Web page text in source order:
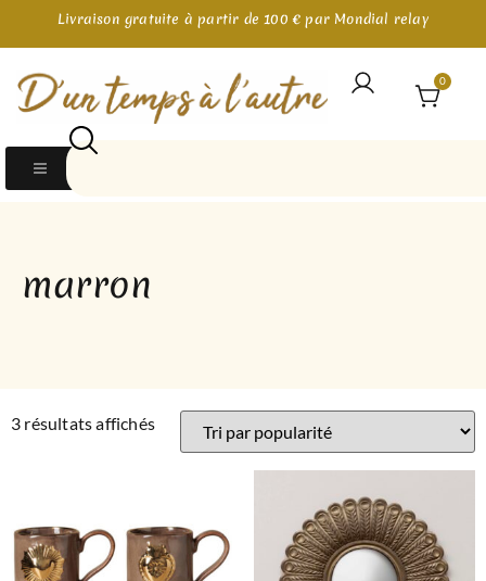
Livraison gratuite à partir de 100 € par Mondial relay
0
marron
3 résultats affichés